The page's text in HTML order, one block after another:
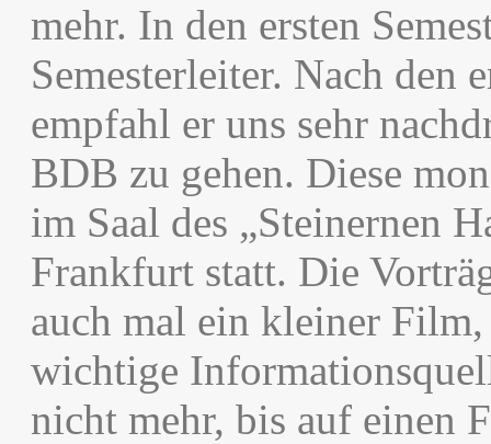
mehr. In den ersten
Semesterleiter. Nach den
empfahl er uns sehr
BDB zu gehen. Diese
im Saal des „Steinernen
Frankfurt statt. Die
auch mal ein kleiner
wichtige
nicht mehr, bis auf einen